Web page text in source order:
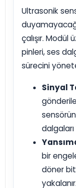
Ultrasonik
çalışır. Modül
pinleri, ses
sürecini
Sinyal
bir
döner bit
yakalanır.